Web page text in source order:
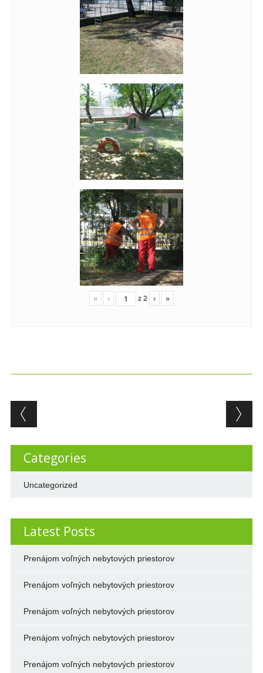
« ‹ z2 › »
Post navigation
Categories
Uncategorized
Latest Posts
Prenájom voľných nebytových priestorov
Prenájom voľných nebytových priestorov
Prenájom voľných nebytových priestorov
Prenájom voľných nebytových priestorov
Prenájom voľných nebytových priestorov